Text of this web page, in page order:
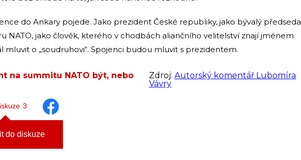
do Ankary pojede. Jako prezident České republiky, jako bývalý předseda
NATO, jako člověk, kterého v chodbách aliančního velitelství znají jménem.
mluvit o „soudruhovi“. Spojenci budou mluvit s prezidentem.
na summitu NATO být, nebo
Zdroj:Autorský komentář Lubomíra
Vávry
3
do diskuze